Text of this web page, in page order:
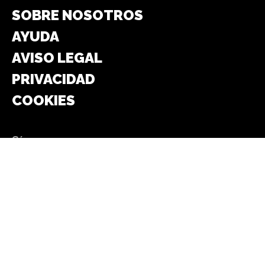
SOBRE NOSOTROS
AYUDA
AVISO LEGAL
PRIVACIDAD
COOKIES
Síguenos en: